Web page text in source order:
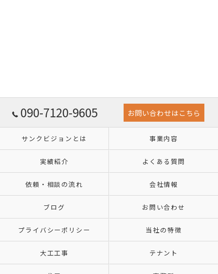
090-7120-9605 お問い合わせはこちら
サンクビジョンとは 事業内容
実績紹介 よくある質問
依頼・相談の流れ 会社情報
ブログ お問い合わせ
プライバシーポリシー 当社の特徴
大工工事 テナント